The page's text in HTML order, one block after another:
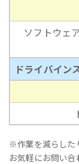
ソフトウェ
ドライバイン
※作業を減らした
お気軽にお問い合